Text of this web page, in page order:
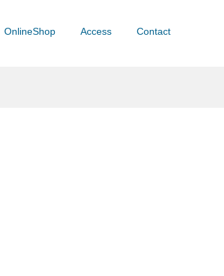
OnlineShop Access Contact